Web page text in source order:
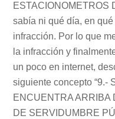
ESTACIONOMETROS
sabía ni qué día, en
infracción. Por lo que
la infracción y
un poco en internet,
siguiente concepto “9.-
ENCUENTRA ARRIBA
DE SERVIDUMBRE